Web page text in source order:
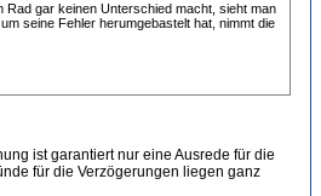
Rad gar keinen Unterschied macht, sieht man
seine Fehler herumgebastelt hat, nimmt die
ist garantiert nur eine Ausrede für die
für die Verzögerungen liegen ganz